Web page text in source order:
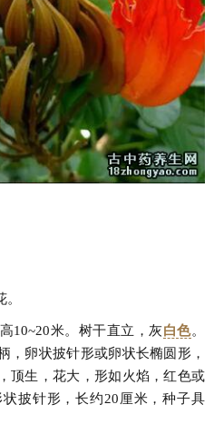
10~20米。树干直立，灰白色。
，卵状披针形或卵状长椭圆形，
顶生，花大，形如火焰，红色或
披针形，长约20厘米，种子具